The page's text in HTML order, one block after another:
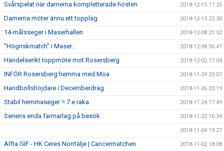
Svårspelat när damerna kompletterade hösten 2018-12-15 17:25
Damerna möter ännu ett topplag 2018-12-13 22:30
14-målsseger i Maserhallen 2018-12-08 21:52
"Högriskmatch" i Maser... 2018-12-08 06:47
Händelserikt toppmöte mot Rosersberg 2018-12-02 17:04
INFÖR Rosersberg hemma med Moa 2018-11-29 23:07
Handbollshöjdare i Decemberdrag 2018-11-26 23:19
Stabil hemmaseger = 7:e raka 2018-11-24 17:49
Seriens enda farmarlag på besök 2018-11-22 16:34
2018-11-04 19:27
Alfta GIF - HK Ceres Norrtälje | Cancermatchen 2018-11-02 18:08